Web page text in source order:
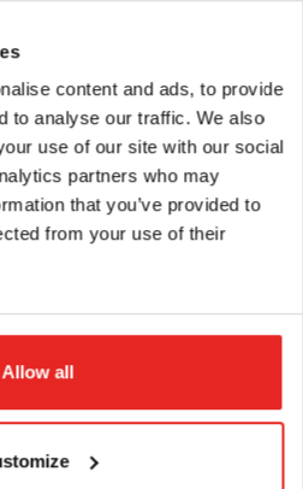
content and ads, to provide
to analyse our traffic. We also
use of our site with our social
partners who may
that you’ve provided to
from your use of their
Allow all
THS.KIT/6-M
Gatzaagset, DoC 27
mm, Dmin 12 mm,
Dmax 22 mm.
Direct leverbaar
€134,20
Vergelijk dit product